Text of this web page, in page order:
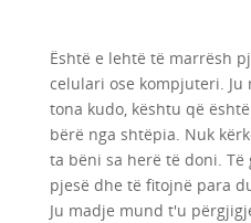
Është e lehtë të marrësh
celulari ose kompjuteri.
tona kudo, kështu që
bërë nga shtëpia. Nuk
ta bëni sa herë të doni.
pjesë dhe të fitojnë para
Ju madje mund t'u